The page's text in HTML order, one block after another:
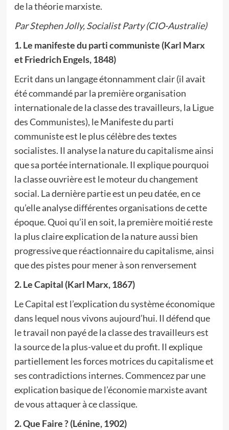
de la théorie marxiste.
Par Stephen Jolly, Socialist Party (CIO-Australie)
1. Le manifeste du parti communiste (Karl Marx
et Friedrich Engels, 1848)
Ecrit dans un langage étonnamment clair (il avait
été commandé par la première organisation
internationale de la classe des travailleurs, la Ligue
des Communistes), le Manifeste du parti
communiste est le plus célèbre des textes
socialistes. Il analyse la nature du capitalisme ainsi
que sa portée internationale. Il explique pourquoi
la classe ouvrière est le moteur du changement
social. La dernière partie est un peu datée, en ce
qu’elle analyse différentes organisations de cette
époque. Quoi qu’il en soit, la première moitié reste
la plus claire explication de la nature aussi bien
progressive que réactionnaire du capitalisme, ainsi
que des pistes pour mener à son renversement
2. Le Capital (Karl Marx, 1867)
Le Capital est l’explication du système économique
dans lequel nous vivons aujourd’hui. Il défend que
le travail non payé de la classe des travailleurs est
la source de la plus-value et du profit. Il explique
partiellement les forces motrices du capitalisme et
ses contradictions internes. Commencez par une
explication basique de l’économie marxiste avant
de vous attaquer à ce classique.
2. Que Faire ? (Lénine, 1902)